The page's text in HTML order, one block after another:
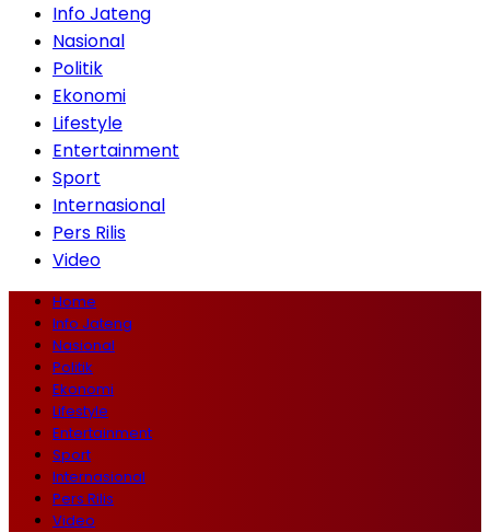
Info Jateng
Nasional
Politik
Ekonomi
Lifestyle
Entertainment
Sport
Internasional
Pers Rilis
Video
Home
Info Jateng
Nasional
Politik
Ekonomi
Lifestyle
Entertainment
Sport
Internasional
Pers Rilis
Video